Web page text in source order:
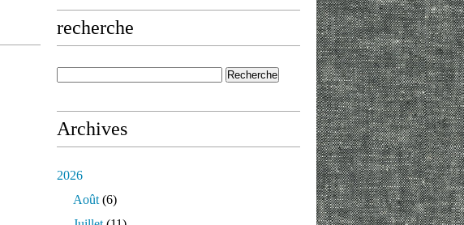
recherche
Archives
2026
Août (6)